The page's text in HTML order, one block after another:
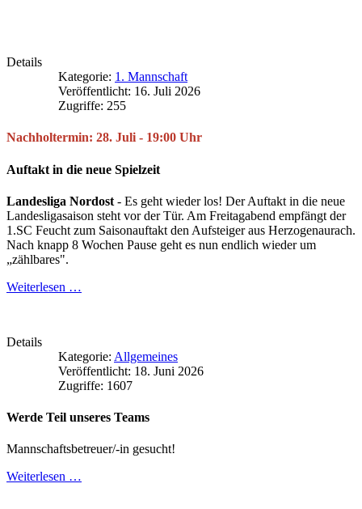
Details
Kategorie: 1. Mannschaft
Veröffentlicht: 16. Juli 2026
Zugriffe: 255
Nachholtermin: 28. Juli - 19:00 Uhr
Auftakt in die neue Spielzeit
Landesliga Nordost - Es geht wieder los! Der Auftakt in die neue
Landesligasaison steht vor der Tür. Am Freitagabend empfängt der
1.SC Feucht zum Saisonauftakt den Aufsteiger aus Herzogenaurach.
Nach knapp 8 Wochen Pause geht es nun endlich wieder um
„zählbares".
Weiterlesen …
Details
Kategorie: Allgemeines
Veröffentlicht: 18. Juni 2026
Zugriffe: 1607
Werde Teil unseres Teams
Mannschaftsbetreuer/-in gesucht!
Weiterlesen …